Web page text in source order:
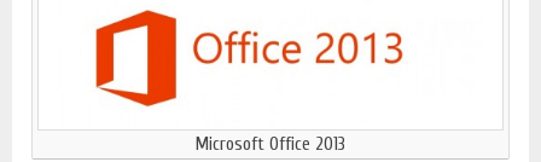
Microsoft Office 2013